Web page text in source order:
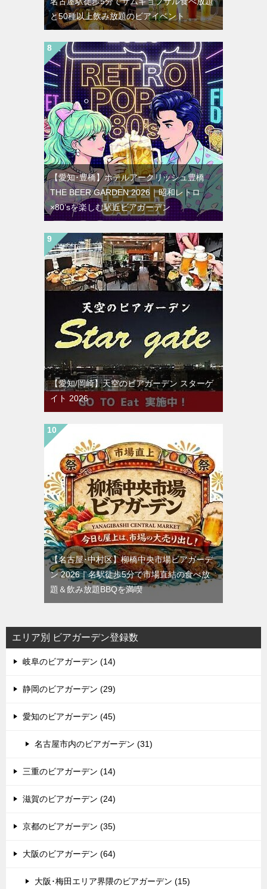
と50種以上飲み放題のビアイベント
【愛知･豊橋】ホテルアークリッシュ豊橋
THE BEER GARDEN 2026｜昭和レトロ
×80’sを楽しむ駅近ビアガーデン
【愛知/岡崎】天空のビアガーデン スターゲ
イト 2026
【名古屋･中村区】柳橋中央市場ビアガーデ
ン 2026｜名駅徒歩5分で市場直結の食べ放
題＆飲み放題BBQを満喫
エリア別 ビアガーデン登録数
岐阜のビアガーデン (14)
静岡のビアガーデン (29)
愛知のビアガーデン (45)
名古屋市内のビアガーデン (31)
三重のビアガーデン (14)
滋賀のビアガーデン (24)
京都のビアガーデン (35)
大阪のビアガーデン (64)
大阪･梅田エリア界隈のビアガーデン (15)